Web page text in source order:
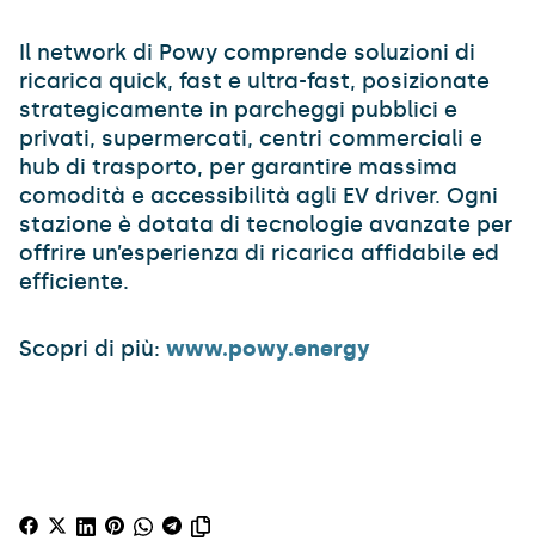
Il network di Powy comprende soluzioni di
ricarica quick, fast e ultra-fast, posizionate
strategicamente in parcheggi pubblici e
privati, supermercati, centri commerciali e
hub di trasporto, per garantire massima
comodità e accessibilità agli EV driver. Ogni
stazione è dotata di tecnologie avanzate per
offrire un’esperienza di ricarica affidabile ed
efficiente.
Scopri di più: www.powy.energy